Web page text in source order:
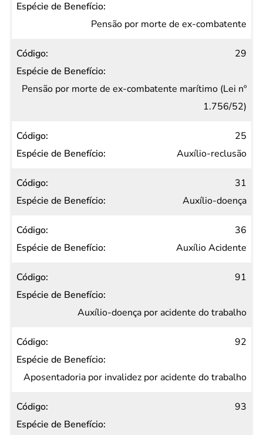
Pensão por morte de ex-combatente
29
Pensão por morte de ex-combatente marítimo (Lei nº
1.756/52)
25
Auxílio-reclusão
31
Auxílio-doença
36
Auxílio Acidente
91
Auxílio-doença por acidente do trabalho
92
Aposentadoria por invalidez por acidente do trabalho
93